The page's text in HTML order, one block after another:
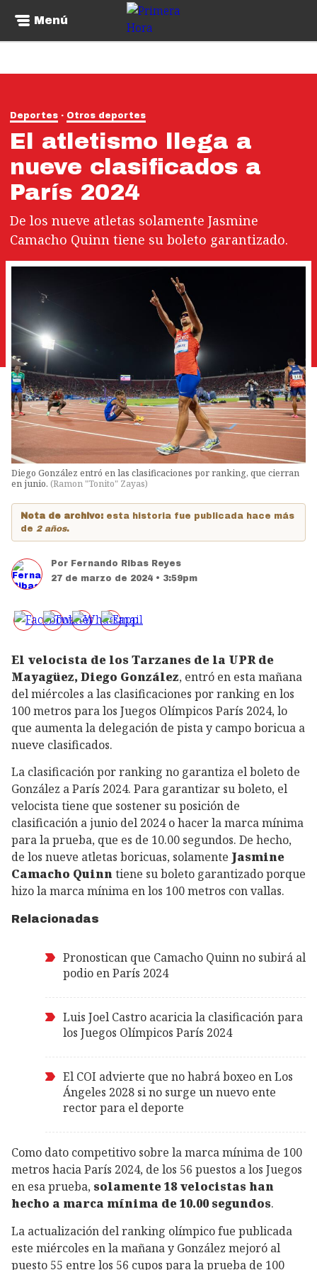
Menú
Deportes Otros deportes
El atletismo llega a
nueve clasificados a
París 2024
De los nueve atletas solamente Jasmine
Camacho Quinn tiene su boleto garantizado.
Diego González entró en las clasificaciones por ranking, que cierran
en junio. (Ramon "Tonito" Zayas)
Nota de archivo: esta historia fue publicada hace más
de 2 años.
Por Fernando Ribas Reyes
27 de marzo de 2024 • 3:59pm
El velocista de los Tarzanes de la UPR de
Mayagüez, Diego González, entró en esta mañana
del miércoles a las clasificaciones por ranking en los
100 metros para los Juegos Olímpicos París 2024, lo
que aumenta la delegación de pista y campo boricua a
nueve clasificados.
La clasificación por ranking no garantiza el boleto de
González a París 2024. Para garantizar su boleto, el
velocista tiene que sostener su posición de
clasificación a junio del 2024 o hacer la marca mínima
para la prueba, que es de 10.00 segundos. De hecho,
de los nueve atletas boricuas, solamente Jasmine
Camacho Quinntiene su boleto garantizado porque
hizo la marca mínima en los 100 metros con vallas.
Relacionadas
Pronostican que Camacho Quinn no subirá al
podio en París 2024
Luis Joel Castro acaricia la clasificación para
los Juegos Olímpicos París 2024
El COI advierte que no habrá boxeo en Los
Ángeles 2028 si no surge un nuevo ente
rector para el deporte
Como dato competitivo sobre la marca mínima de 100
metros hacia París 2024, de los 56 puestos a los Juegos
en esa prueba, solamente 18 velocistas han
hecho a marca mínima de 10.00 segundos.
La actualización del ranking olímpico fue publicada
este miércoles en la mañana y González mejoró al
puesto 55 entre los 56 cupos para la prueba de 100